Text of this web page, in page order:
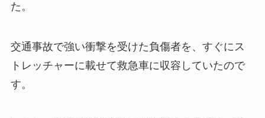
た。
交通事故で強い衝撃を受けた負傷者を、すぐにス
トレッチャーに載せて救急車に収容していたので
す。